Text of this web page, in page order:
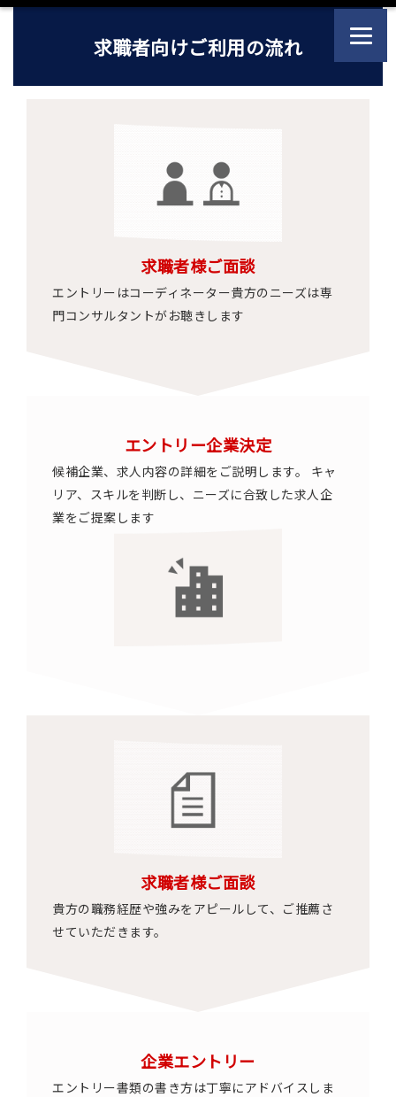
求職者向けご利用の流れ
求職者様ご面談
エントリーはコーディネーター貴方のニーズは専
門コンサルタントがお聴きします
エントリー企業決定
候補企業、求人内容の詳細をご説明します。 キャ
リア、スキルを判断し、ニーズに合致した求人企
業をご提案します
求職者様ご面談
貴方の職務経歴や強みをアピールして、ご推薦さ
せていただきます。
企業エントリー
エントリー書類の書き方は丁寧にアドバイスしま